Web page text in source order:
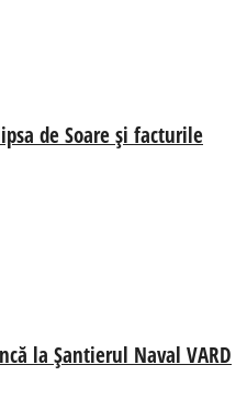
de Soare și facturile
la Șantierul Naval VARD